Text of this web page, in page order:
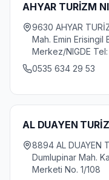
AHYAR TURİZM
9630 AHYAR
Mah. Emin Erisingil
Merkez/NIGDE
0535 634 29 53
AL DUAYEN
8894 AL DUAYEN
Dumlupinar Mah.
Merketi No. 1/108